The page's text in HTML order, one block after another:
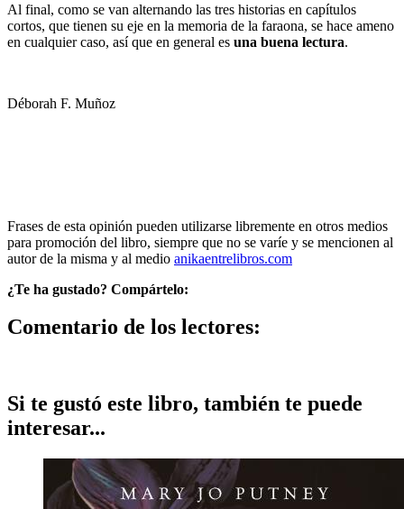
Al final, como se van alternando las tres historias en capítulos
cortos, que tienen su eje en la memoria de la faraona, se hace ameno
en cualquier caso, así que en general es una buena lectura.
Déborah F. Muñoz
Frases de esta opinión pueden utilizarse libremente en otros medios
para promoción del libro, siempre que no se varíe y se mencionen al
autor de la misma y al medio anikaentrelibros.com
¿Te ha gustado? Compártelo:
Comentario de los lectores:
Si te gustó este libro, también te puede
interesar...